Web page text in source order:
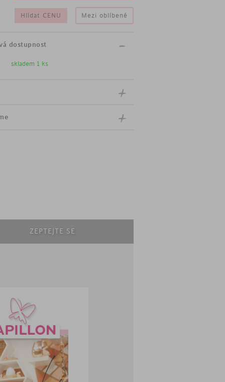
Hlídat CENU Mezi oblíbené
dostupnost
skladem 1 ks
ZEPTEJTE SE